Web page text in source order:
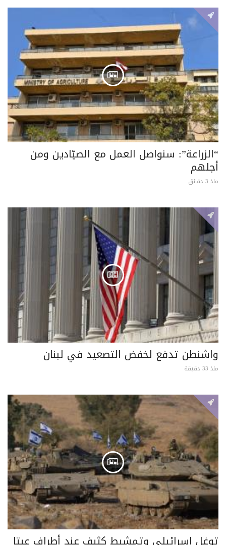
“الزراعة”: سنواصل العمل مع الصيّادين ومن
أجلهم
منذ 3 دقائق
واشنطن تدفع لخفض التصعيد في لبنان
منذ 33 دقيقة